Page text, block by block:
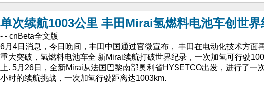
单次续航1003公里 丰田Mirai氢燃料电池车创世界
- - cnBeta全文版
6月4日消息，今日晚间，丰田中国通过官微宣布， 丰田在电动化技术方面
重大突破，氢燃料电池车全 新Mirai续航打破世界纪录，一次加氢可行驶
上. 5月26日，全新Mirai从法国巴黎南部奥利省HYSETCO出发，进行了一
小时的续航挑战，一次加氢行驶距离达1003km.